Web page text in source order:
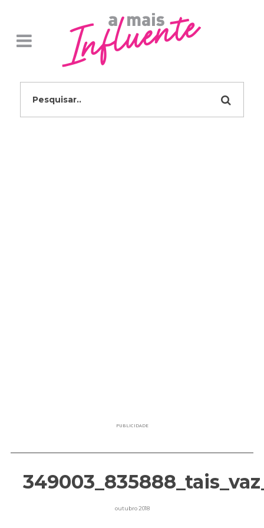
PUBLICIDADE
outubro 2018